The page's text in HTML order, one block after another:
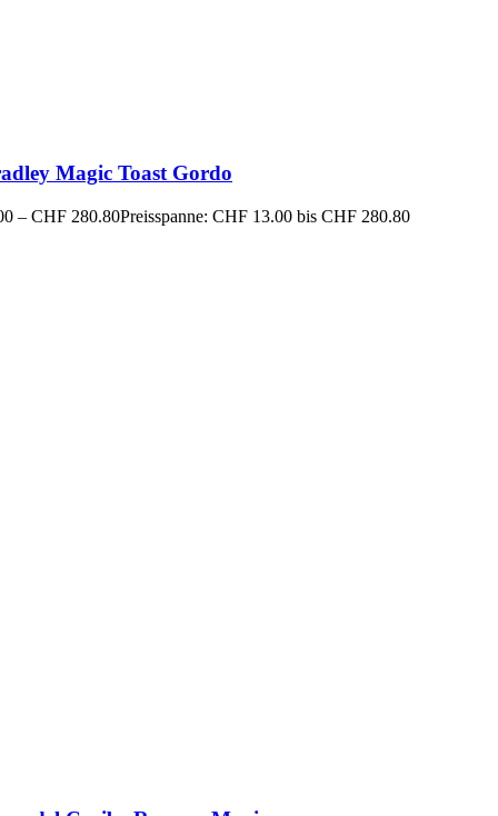
Magic Toast Gordo
– CHF 280.80Preisspanne: CHF 13.00 bis CHF 280.80